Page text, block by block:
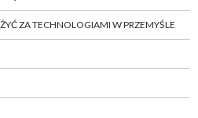
ZA TECHNOLOGIAMI W PRZEMYŚLE